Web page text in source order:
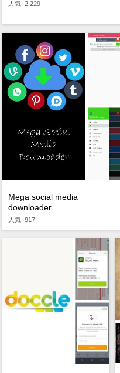
人気: 2 229
Mega social media
downloader
人気: 917